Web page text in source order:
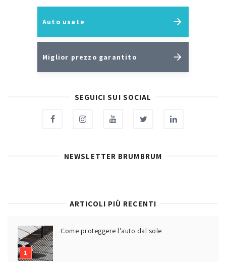
Auto usate
Miglior prezzo garantito
SEGUICI SUI SOCIAL
NEWSLETTER BRUMBRUM
ARTICOLI PIÙ RECENTI
Come proteggere l’auto dal sole